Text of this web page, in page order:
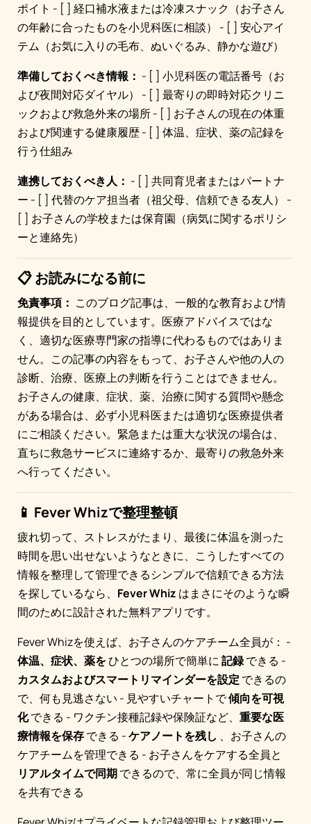
ポイト - [ ] 経口補水液または冷凍スナック（お子さん
の年齢に合ったものを小児科医に相談） - [ ] 安心アイ
テム（お気に入りの毛布、ぬいぐるみ、静かな遊び）
準備しておくべき情報： - [ ] 小児科医の電話番号（お
よび夜間対応ダイヤル） - [ ] 最寄りの即時対応クリニ
ックおよび救急外来の場所 - [ ] お子さんの現在の体重
および関連する健康履歴 - [ ] 体温、症状、薬の記録を
行う仕組み
連携しておくべき人： - [ ] 共同育児者またはパートナ
ー - [ ] 代替のケア担当者（祖父母、信頼できる友人） -
[ ] お子さんの学校または保育園（病気に関するポリシ
ーと連絡先）
📋 お読みになる前に
免責事項： このブログ記事は、一般的な教育および情
報提供を目的としています。医療アドバイスではな
く、適切な医療専門家の指導に代わるものではありま
せん。この記事の内容をもって、お子さんや他の人の
診断、治療、医療上の判断を行うことはできません。
お子さんの健康、症状、薬、治療に関する質問や懸念
がある場合は、必ず小児科医または適切な医療提供者
にご相談ください。緊急または重大な状況の場合は、
直ちに救急サービスに連絡するか、最寄りの救急外来
へ行ってください。
📱 Fever Whizで整理整頓
疲れ切って、ストレスがたまり、最後に体温を測った
時間を思い出せないようなときに、こうしたすべての
情報を整理して管理できるシンプルで信頼できる方法
を探しているなら、 Fever Whiz はまさにそのような瞬
間のために設計された無料アプリです。
Fever Whizを使えば、お子さんのケアチーム全員が： -
体温、症状、薬をひとつの場所で簡単に記録できる -
カスタムおよびスマートリマインダーを設定できるの
で、何も見逃さない - 見やすいチャートで傾向を可視
化できる - ワクチン接種記録や保険証など、 重要な医
療情報を保存できる -ケアノートを残し 、お子さんの
ケアチームを管理できる - お子さんをケアする全員と
リアルタイムで同期できるので、常に全員が同じ情報
を共有できる